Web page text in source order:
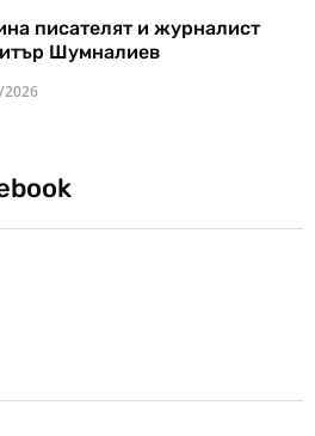
писателят и журналист
Шумналиев